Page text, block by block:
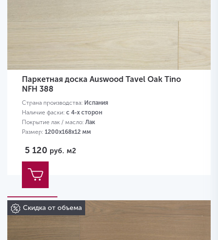
Паркетная доска Auswood Tavel Oak Tino
NFH 388
Страна производства: Испания
Наличие фаски: с 4-х сторон
Покрытие лак / масло: Лак
Размер: 1200х168х12 мм
5 120 руб. м2
Скидка от объема